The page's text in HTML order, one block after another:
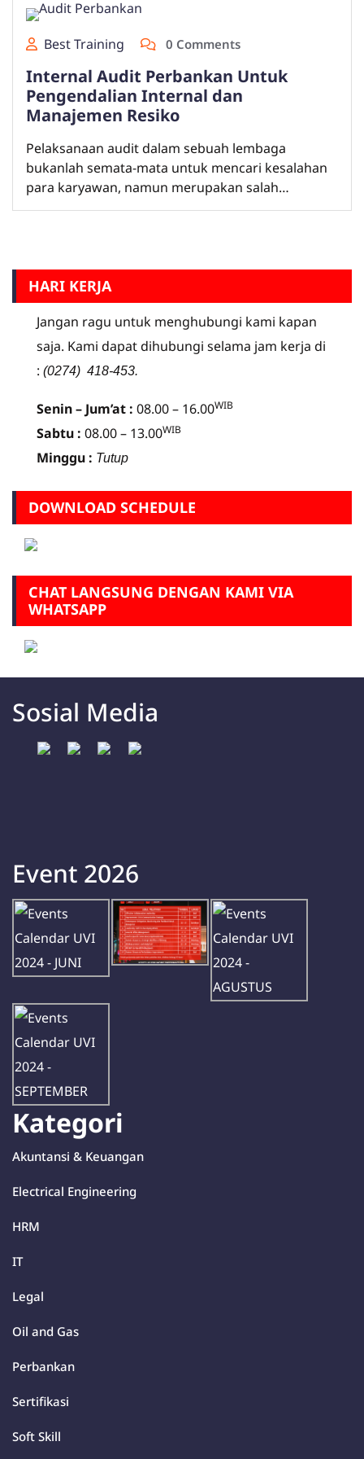
Best Training 0 Comments
Internal Audit Perbankan Untuk
Pengendalian Internal dan
Manajemen Resiko
Pelaksanaan audit dalam sebuah lembaga
bukanlah semata-mata untuk mencari kesalahan
para karyawan, namun merupakan salah…
HARI KERJA
Jangan ragu untuk menghubungi kami kapan
saja. Kami dapat dihubungi selama jam kerja di
: (0274) 418-453.
Senin – Jum’at : 08.00 – 16.00WIB
Sabtu : 08.00 – 13.00WIB
Minggu : Tutup
DOWNLOAD SCHEDULE
CHAT LANGSUNG DENGAN KAMI VIA
WHATSAPP
Sosial Media
Event 2026
Kategori
Akuntansi & Keuangan
Electrical Engineering
HRM
IT
Legal
Oil and Gas
Perbankan
Sertifikasi
Soft Skill